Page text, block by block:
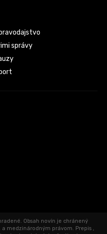
správy
Obsah novín je chránený
medzinárodným právom. Prepis ,